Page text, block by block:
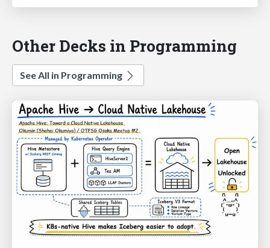
Other Decks in Programming
See All in Programming